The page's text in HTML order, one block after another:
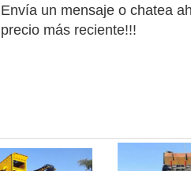
Envía un mensaje o chatea
precio más reciente!!!